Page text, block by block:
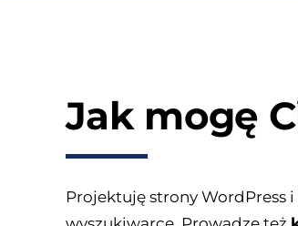
Jak mogę
Projektuję strony WordPress